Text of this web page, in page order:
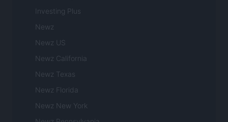
Investing Plus
Newz
Newz US
Newz California
Newz Texas
Newz Florida
Newz New York